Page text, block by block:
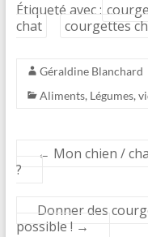
Étiqueté avec :
chat
courgettes
Géraldine Blanchard
Aliments, Légumes,
← Mon chien /
?
Donner des
possible ! →